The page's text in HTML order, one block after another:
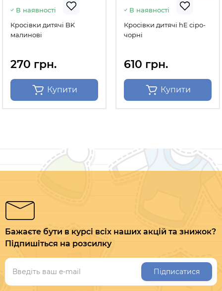
В наявності
Кросівки дитячі BK
малинові
270 грн.
Купити
В наявності
Кросівки дитячі hE сіро-
чорні
610 грн.
Купити
Бажаєте бути в курсі всіх наших акцій та знижок?
Підпишіться на розсилку
Підписатися